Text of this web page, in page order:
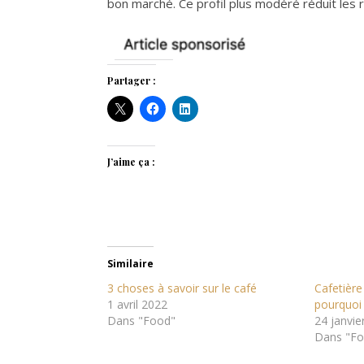
bon marché. Ce profil plus modéré réduit
Partager :
J’aime ça :
Similaire
3 choses à savoir sur le café
1 avril 2022
Dans "Food"
pourquoi
24
Dans